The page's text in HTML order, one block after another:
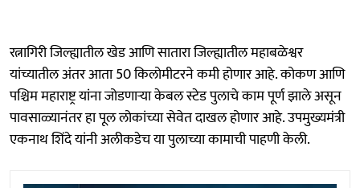
रत्नागिरी जिल्ह्यातील खेड आणि सातारा जिल्ह्यातील महाबळेश्वर
यांच्यातील अंतर आता 50 किलोमीटरने कमी होणार आहे. कोकण आणि
पश्चिम महाराष्ट्र यांना जोडणाऱ्या केबल स्टेड पुलाचे काम पूर्ण झाले असून
पावसाळ्यानंतर हा पूल लोकांच्या सेवेत दाखल होणार आहे. उपमुख्यमंत्री
एकनाथ शिंदे यांनी अलीकडेच या पुलाच्या कामाची पाहणी केली.